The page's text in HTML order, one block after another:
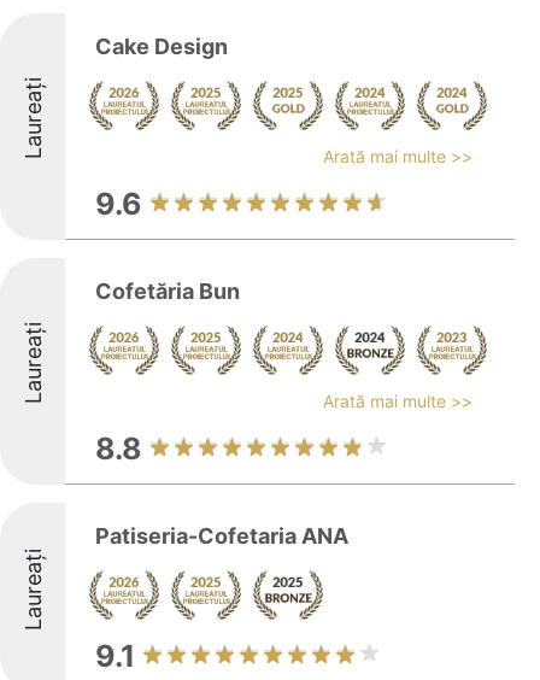
Laureați
Cake Design
Arată mai multe >>
9.6
Laureați
Cofetăria Bun
Arată mai multe >>
8.8
Laureați
Patiseria-Cofetaria ANA
9.1